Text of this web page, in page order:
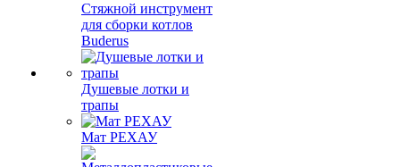
Стяжной инструмент
для сборки котлов
Buderus
Душевые лотки и
трапы
Мат РЕХАУ